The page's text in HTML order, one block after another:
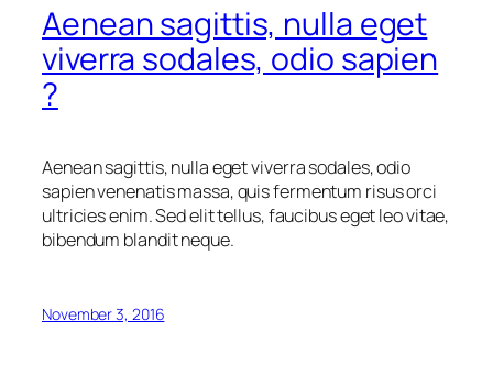
Aenean sagittis, nulla eget
viverra sodales, odio sapien
?
Aenean sagittis, nulla eget viverra sodales, odio
sapien venenatis massa, quis fermentum risus orci
ultricies enim. Sed elit tellus, faucibus eget leo vitae,
bibendum blandit neque.
November 3, 2016